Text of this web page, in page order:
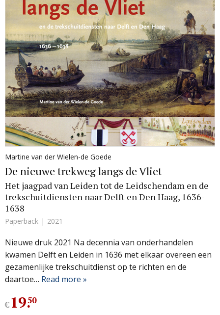
Martine van der Wielen-de Goede
De nieuwe trekweg langs de Vliet
Het jaagpad van Leiden tot de Leidschendam en de
trekschuitdiensten naar Delft en Den Haag, 1636-
1638
Paperback 2021
Nieuwe druk 2021 Na decennia van onderhandelen
kwamen Delft en Leiden in 1636 met elkaar overeen een
gezamenlijke trekschuitdienst op te richten en de
daartoe… Read more »
€19.
50